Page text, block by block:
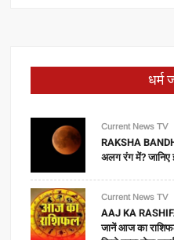
धर्म
Current News TV
RAKSHA
अलग रंग में? जानिए
Current News TV
AAJ KA
जानें आज का